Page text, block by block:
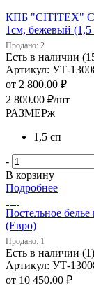
КПБ "CITITEX"
1см, бежевый (1,5
Продано: 2
Есть в наличии
Артикул: УТ-
от 2 800.00 ₽
2 800.00 ₽/шт
РАЗМЕРж
1,5 сп
-
В корзину
Подробнее
Постельное
(Евро)
Продано: 1
Есть в наличии (1)
Артикул: УТ-
от 10 450.00 ₽